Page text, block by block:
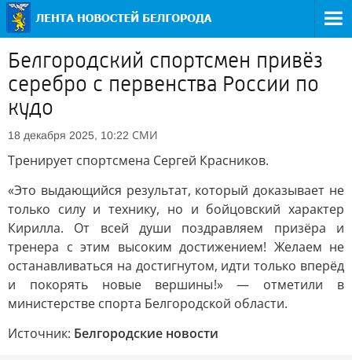
Белгородский спортсмен привёз
серебро с первенства России по
кудо
18 декабря 2025, 10:22 СМИ
Тренирует спортсмена Сергей Красников.
«Это выдающийся результат, который доказывает не
только силу и технику, но и бойцовский характер
Кирилла. От всей души поздравляем призёра и
тренера с этим высоким достижением! Желаем не
останавливаться на достигнутом, идти только вперёд
и покорять новые вершины!» — отметили в
министерстве спорта Белгородской области.
Источник: Белгородские новости